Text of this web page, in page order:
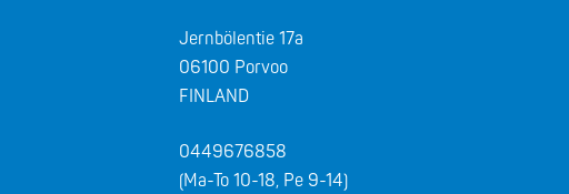
Jernbölentie 17a
06100 Porvoo
FINLAND
0449676858
(Ma-To 10-18, Pe 9-14)